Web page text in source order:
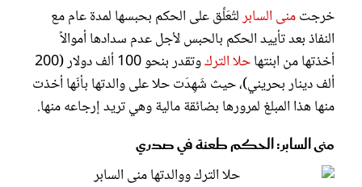
خرجتمنى السابرلتُعَلِّق على الحكم بحبسها لمدة عام مع
النفاذ بعد تأييد الحكم بالحبس لأجل عدم سدادها أموالاً
أخذتها من ابنتهاحلا الترك
وتقدر بنحو 100 ألف دولار (200
ألف دينار بحريني)، حيث شَهِدَت حلا على والدتها بأنّها أخذت
منها هذا المبلغ لمرورها بضائقة مالية وهي تريد إرجاعه منها.
منى السابر: الحكم طعنة في صدري
مجلة سيدتي